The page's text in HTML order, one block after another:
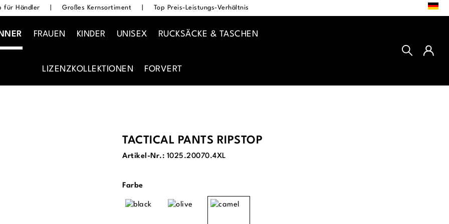
für Händler Großes Kernsortiment Top Preis-Leistungs-Verhältnis
FRAUEN KINDER UNISEX RUCKSÄCKE & TASCHEN
LIZENZKOLLEKTIONEN FORVERT
TACTICAL PANTS RIPSTOP
Artikel-Nr.: 1025.20070.4XL
Farbeauswählen